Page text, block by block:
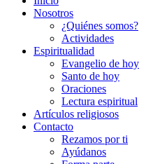
Nosotros
¿Quiénes somos?
Actividades
Espiritualidad
Evangelio de hoy
Santo de hoy
Oraciones
Lectura espiritual
Artículos religiosos
Contacto
Rezamos por ti
Ayúdanos